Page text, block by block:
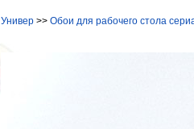
Универ >> Обои для рабочего стола